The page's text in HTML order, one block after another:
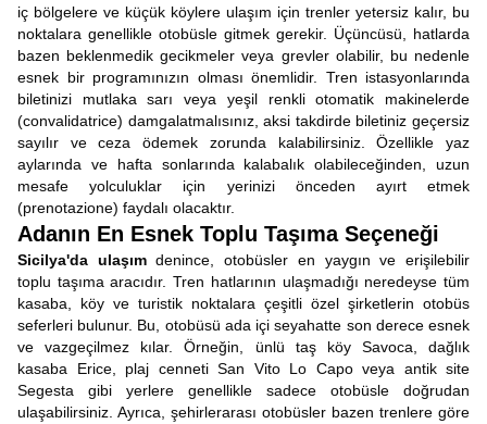
iç bölgelere ve küçük köylere ulaşım için trenler yetersiz kalır, bu
noktalara genellikle otobüsle gitmek gerekir. Üçüncüsü, hatlarda
bazen beklenmedik gecikmeler veya grevler olabilir, bu nedenle
esnek bir programınızın olması önemlidir. Tren istasyonlarında
biletinizi mutlaka sarı veya yeşil renkli otomatik makinelerde
(convalidatrice) damgalatmalısınız, aksi takdirde biletiniz geçersiz
sayılır ve ceza ödemek zorunda kalabilirsiniz. Özellikle yaz
aylarında ve hafta sonlarında kalabalık olabileceğinden, uzun
mesafe yolculuklar için yerinizi önceden ayırt etmek
(prenotazione) faydalı olacaktır.
Adanın En Esnek Toplu Taşıma Seçeneği
Sicilya'da ulaşımdenince, otobüsler en yaygın ve erişilebilir
toplu taşıma aracıdır. Tren hatlarının ulaşmadığı neredeyse tüm
kasaba, köy ve turistik noktalara çeşitli özel şirketlerin otobüs
seferleri bulunur. Bu, otobüsü ada içi seyahatte son derece esnek
ve vazgeçilmez kılar. Örneğin, ünlü taş köy Savoca, dağlık
kasaba Erice, plaj cenneti San Vito Lo Capo veya antik site
Segesta gibi yerlere genellikle sadece otobüsle doğrudan
ulaşabilirsiniz. Ayrıca, şehirlerarası otobüsler bazen trenlere göre